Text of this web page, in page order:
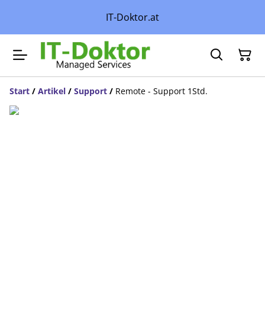
IT-Doktor.at
Start / Artikel / Support / Remote - Support 1Std.